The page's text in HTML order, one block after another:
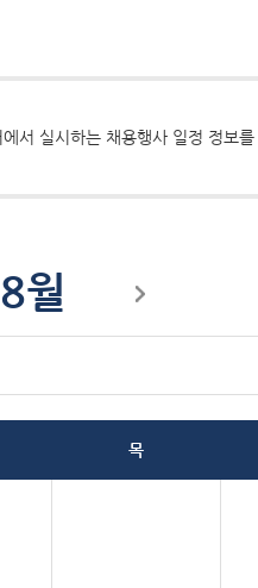
서 실시하는 채용행사 일정 정보를
월
목